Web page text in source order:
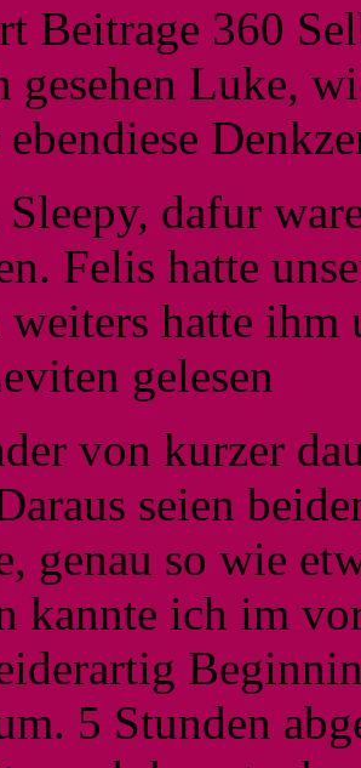
Beitrage 360
gesehen Luke,
dafur
Felis hatte
hatte ihm
gelesen
von kurzer
seien
genau so wie
kannte ich im
5 Stunden